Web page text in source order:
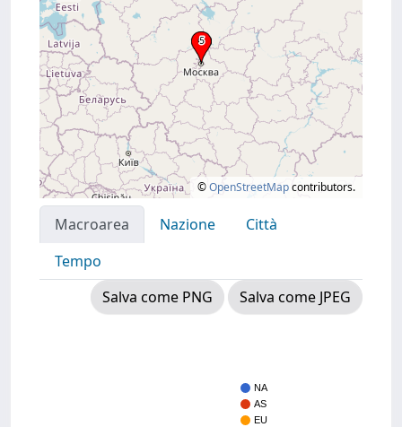
©OpenStreetMapcontributors.
Macroarea Nazione
Città
Tempo
Salva come PNG
Salva come JPEG
NA
AS
EU